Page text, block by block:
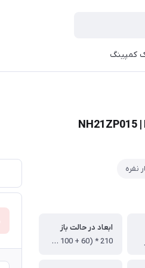
کمپینگ
نفره
ابعاد در حالت باز
210 * (60 + 100 + 210) * 150 سانتی متر